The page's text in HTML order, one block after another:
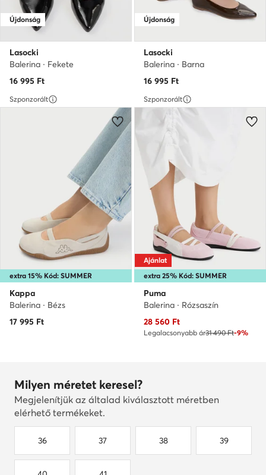
Újdonság
Lasocki
Balerina · Fekete
16 995 Ft
Újdonság
Lasocki
Balerina · Barna
16 995 Ft
Szponzorált
extra 15% Kód: SUMMER
Kappa
Balerina · Bézs
17 995 Ft
Szponzorált
extra 25% Kód: SUMMER
Ajánlat
Puma
Balerina · Rózsaszín
Aktuális ár
28 560 Ft
Legalacsonyabb ár31 490 Ft-9%
Milyen méretet keresel?
Megjelenítjük az általad kiválasztott méretben
elérhető termékeket.
36 37 38 39